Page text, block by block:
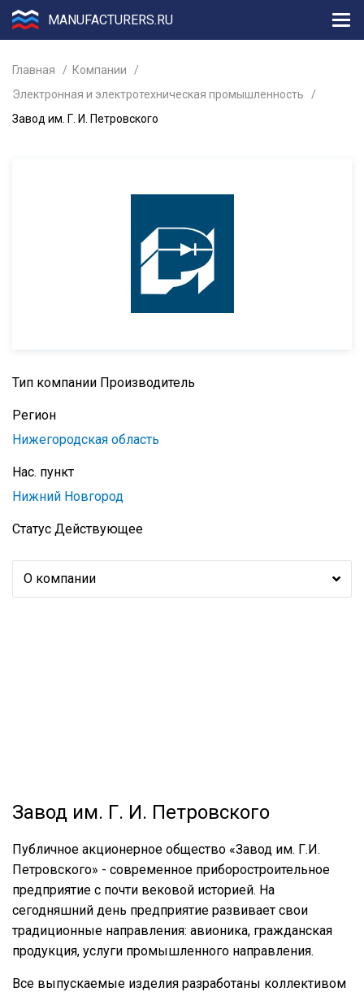
MANUFACTURERS.RU
Главная
Компании
Электронная и электротехническая промышленность
Завод им. Г. И. Петровского
Тип компании Производитель
Регион
Нижегородская область
Нас. пункт
Нижний Новгород
Статус Действующее
О компании
Завод им. Г. И. Петровского
Публичное акционерное общество «Завод им. Г.И.
Петровского» - современное приборостроительное
предприятие с почти вековой историей. На
сегодняшний день предприятие развивает свои
традиционные направления: авионика, гражданская
продукция, услуги промышленного направления.
Все выпускаемые изделия разработаны коллективом